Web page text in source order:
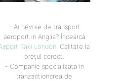
- Ai nevoie de transport
aeroport in Anglia? Încearcă
Taxi London. Calitate la
prețul corect.
- Companie specializata in
tranzactionarea de